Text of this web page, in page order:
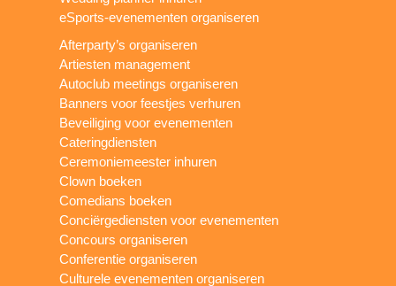
eSports-evenementen organiseren
Afterparty’s organiseren
Artiesten management
Autoclub meetings organiseren
Banners voor feestjes verhuren
Beveiliging voor evenementen
Cateringdiensten
Ceremoniemeester inhuren
Clown boeken
Comedians boeken
Conciërgediensten voor evenementen
Concours organiseren
Conferentie organiseren
Culturele evenementen organiseren